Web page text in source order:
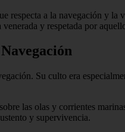
respecta a la navegación y
y respetada por
Su culto era
las olas y corrientes
y supervivencia.